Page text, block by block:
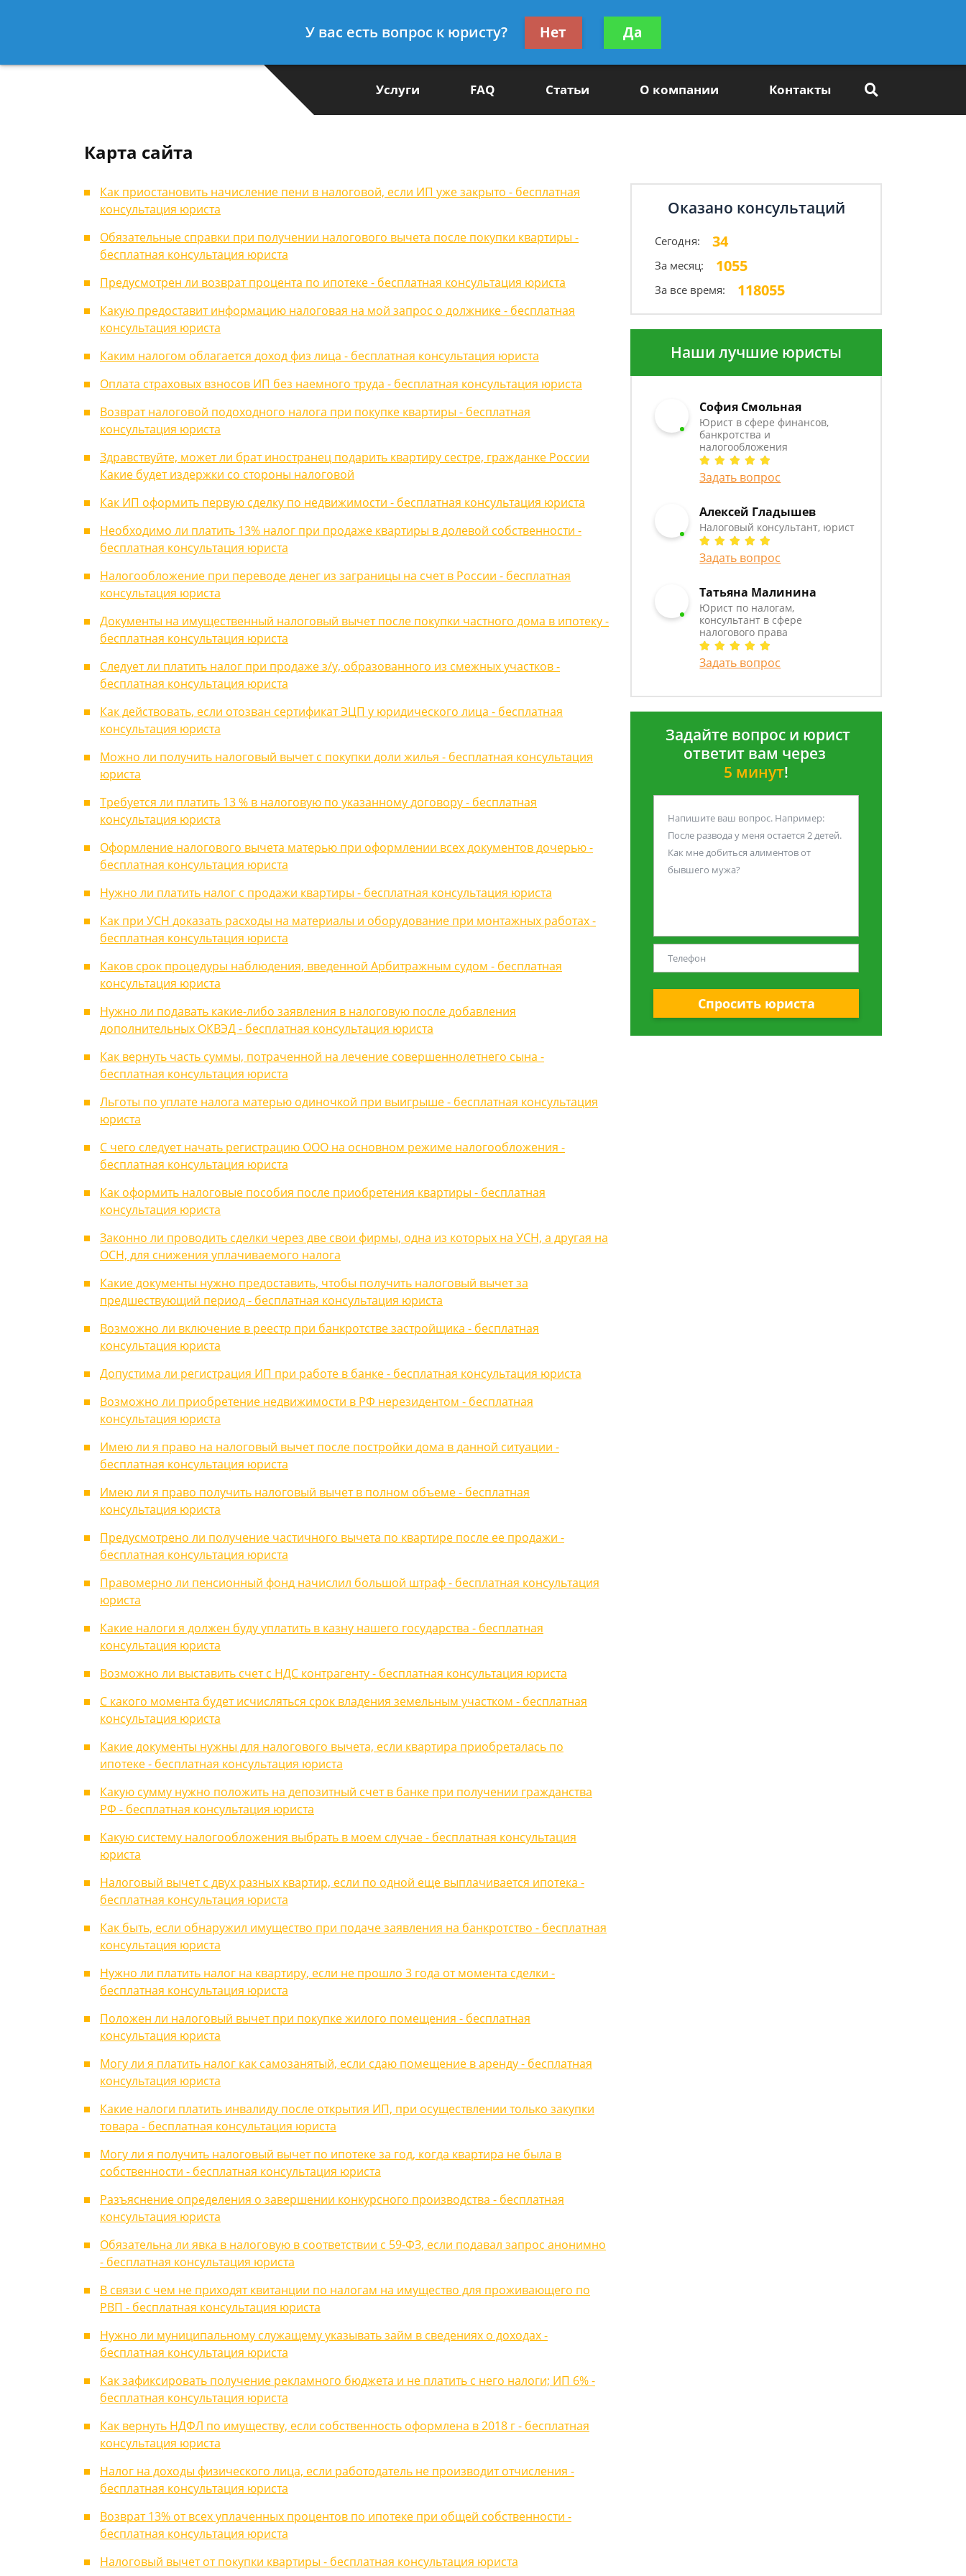
7 812-467-35-90
Получите консультацию
бесплатно
Услуги FAQ Статьи О компании Контакты
Карта сайта
Как приостановить начисление пени в налоговой, если ИП уже закрыто - бесплатная
консультация юриста
Обязательные справки при получении налогового вычета после покупки квартиры -
бесплатная консультация юриста
Предусмотрен ли возврат процента по ипотеке - бесплатная консультация юриста
Какую предоставит информацию налоговая на мой запрос о должнике - бесплатная
консультация юриста
Каким налогом облагается доход физ лица - бесплатная консультация юриста
Оплата страховых взносов ИП без наемного труда - бесплатная консультация юриста
Возврат налоговой подоходного налога при покупке квартиры - бесплатная
консультация юриста
Здравствуйте, может ли брат иностранец подарить квартиру сестре, гражданке России
Какие будет издержки со стороны налоговой
Как ИП оформить первую сделку по недвижимости - бесплатная консультация юриста
Необходимо ли платить 13% налог при продаже квартиры в долевой собственности -
бесплатная консультация юриста
Налогообложение при переводе денег из заграницы на счет в России - бесплатная
консультация юриста
Документы на имущественный налоговый вычет после покупки частного дома в ипотеку -
бесплатная консультация юриста
Следует ли платить налог при продаже з/у, образованного из смежных участков -
бесплатная консультация юриста
Как действовать, если отозван сертификат ЭЦП у юридического лица - бесплатная
консультация юриста
Можно ли получить налоговый вычет с покупки доли жилья - бесплатная консультация
юриста
Требуется ли платить 13 % в налоговую по указанному договору - бесплатная
консультация юриста
Оформление налогового вычета матерью при оформлении всех документов дочерью -
бесплатная консультация юриста
Нужно ли платить налог с продажи квартиры - бесплатная консультация юриста
Как при УСН доказать расходы на материалы и оборудование при монтажных работах -
бесплатная консультация юриста
Каков срок процедуры наблюдения, введенной Арбитражным судом - бесплатная
консультация юриста
Нужно ли подавать какие-либо заявления в налоговую после добавления
дополнительных ОКВЭД - бесплатная консультация юриста
Как вернуть часть суммы, потраченной на лечение совершеннолетнего сына -
бесплатная консультация юриста
Льготы по уплате налога матерью одиночкой при выигрыше - бесплатная консультация
юриста
С чего следует начать регистрацию ООО на основном режиме налогообложения -
бесплатная консультация юриста
Как оформить налоговые пособия после приобретения квартиры - бесплатная
консультация юриста
Законно ли проводить сделки через две свои фирмы, одна из которых на УСН, а другая на
ОСН, для снижения уплачиваемого налога
Какие документы нужно предоставить, чтобы получить налоговый вычет за
предшествующий период - бесплатная консультация юриста
Возможно ли включение в реестр при банкротстве застройщика - бесплатная
консультация юриста
Допустима ли регистрация ИП при работе в банке - бесплатная консультация юриста
Возможно ли приобретение недвижимости в РФ нерезидентом - бесплатная
консультация юриста
Имею ли я право на налоговый вычет после постройки дома в данной ситуации -
бесплатная консультация юриста
Имею ли я право получить налоговый вычет в полном объеме - бесплатная
консультация юриста
Предусмотрено ли получение частичного вычета по квартире после ее продажи -
бесплатная консультация юриста
Правомерно ли пенсионный фонд начислил большой штраф - бесплатная консультация
юриста
Какие налоги я должен буду уплатить в казну нашего государства - бесплатная
консультация юриста
Возможно ли выставить счет с НДС контрагенту - бесплатная консультация юриста
С какого момента будет исчисляться срок владения земельным участком - бесплатная
консультация юриста
Какие документы нужны для налогового вычета, если квартира приобреталась по
ипотеке - бесплатная консультация юриста
Какую сумму нужно положить на депозитный счет в банке при получении гражданства
РФ - бесплатная консультация юриста
Какую систему налогообложения выбрать в моем случае - бесплатная консультация
юриста
Налоговый вычет с двух разных квартир, если по одной еще выплачивается ипотека -
бесплатная консультация юриста
Как быть, если обнаружил имущество при подаче заявления на банкротство - бесплатная
консультация юриста
Нужно ли платить налог на квартиру, если не прошло 3 года от момента сделки -
бесплатная консультация юриста
Положен ли налоговый вычет при покупке жилого помещения - бесплатная
консультация юриста
Могу ли я платить налог как самозанятый, если сдаю помещение в аренду - бесплатная
консультация юриста
Какие налоги платить инвалиду после открытия ИП, при осуществлении только закупки
товара - бесплатная консультация юриста
Могу ли я получить налоговый вычет по ипотеке за год, когда квартира не была в
собственности - бесплатная консультация юриста
Разъяснение определения о завершении конкурсного производства - бесплатная
консультация юриста
Обязательна ли явка в налоговую в соответствии с 59-ФЗ, если подавал запрос анонимно
- бесплатная консультация юриста
В связи с чем не приходят квитанции по налогам на имущество для проживающего по
РВП - бесплатная консультация юриста
Нужно ли муниципальному служащему указывать займ в сведениях о доходах -
бесплатная консультация юриста
Как зафиксировать получение рекламного бюджета и не платить с него налоги; ИП 6% -
бесплатная консультация юриста
Как вернуть НДФЛ по имуществу, если собственность оформлена в 2018 г - бесплатная
консультация юриста
Налог на доходы физического лица, если работодатель не производит отчисления -
бесплатная консультация юриста
Возврат 13% от всех уплаченных процентов по ипотеке при общей собственности -
бесплатная консультация юриста
Налоговый вычет от покупки квартиры - бесплатная консультация юриста
Оказано консультаций
Сегодня: 34
За месяц: 1055
За все время: 118055
Наши лучшие юристы
София Смольная
Юрист в сфере финансов,
банкротства и
налогообложения
Задать вопрос
Алексей Гладышев
Налоговый консультант, юрист
Задать вопрос
Татьяна Малинина
Юрист по налогам,
консультант в сфере
налогового права
Задать вопрос
Задайте вопрос и юрист
ответит вам через
5 минут!
Спросить юриста
У вас есть вопрос к юристу? Нет Да